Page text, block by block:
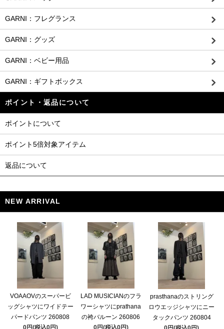
GARNI：フレグランス
GARNI：グッズ
GARNI：ベビー用品
GARNI：ギフトボックス
ポイント・返品について
ポイントについて
ポイント5倍対象アイテム
返品について
NEW ARRIVAL
VOAAOVのスーパービ
ッグシャツにワイドテー
パードパンツ 260808
0円(税込0円)
LAD MUSICIANのフラ
ワーシャツにprathana
の袴バルーン 260806
0円(税込0円)
prasthanaのストリング
ロウエッジシャツにニー
タックパンツ 260804